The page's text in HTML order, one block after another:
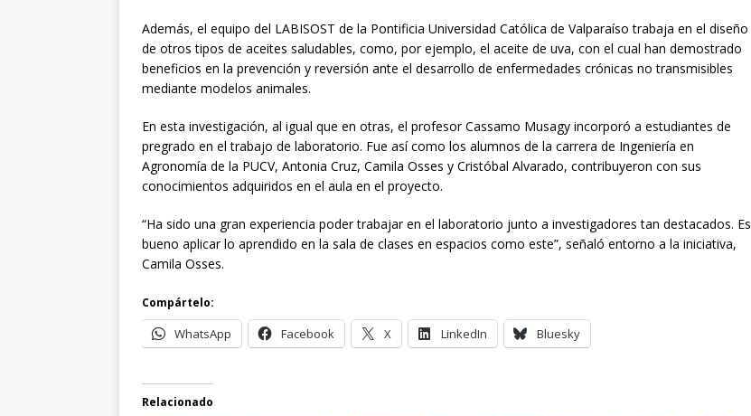
Además, el equipo del LABISOST de la Pontificia Universidad Católica de Valparaíso trabaja en el diseño
de otros tipos de aceites saludables, como, por ejemplo, el aceite de uva, con el cual han demostrado
beneficios en la prevención y reversión ante el desarrollo de enfermedades crónicas no transmisibles
mediante modelos animales.
En esta investigación, al igual que en otras, el profesor Cassamo Musagy incorporó a estudiantes de
pregrado en el trabajo de laboratorio. Fue así como los alumnos de la carrera de Ingeniería en
Agronomía de la PUCV, Antonia Cruz, Camila Osses y Cristóbal Alvarado, contribuyeron con sus
conocimientos adquiridos en el aula en el proyecto.
“Ha sido una gran experiencia poder trabajar en el laboratorio junto a investigadores tan destacados. Es
bueno aplicar lo aprendido en la sala de clases en espacios como este”, señaló entorno a la iniciativa,
Camila Osses.
Compártelo:
WhatsApp Facebook X LinkedIn Bluesky
Relacionado